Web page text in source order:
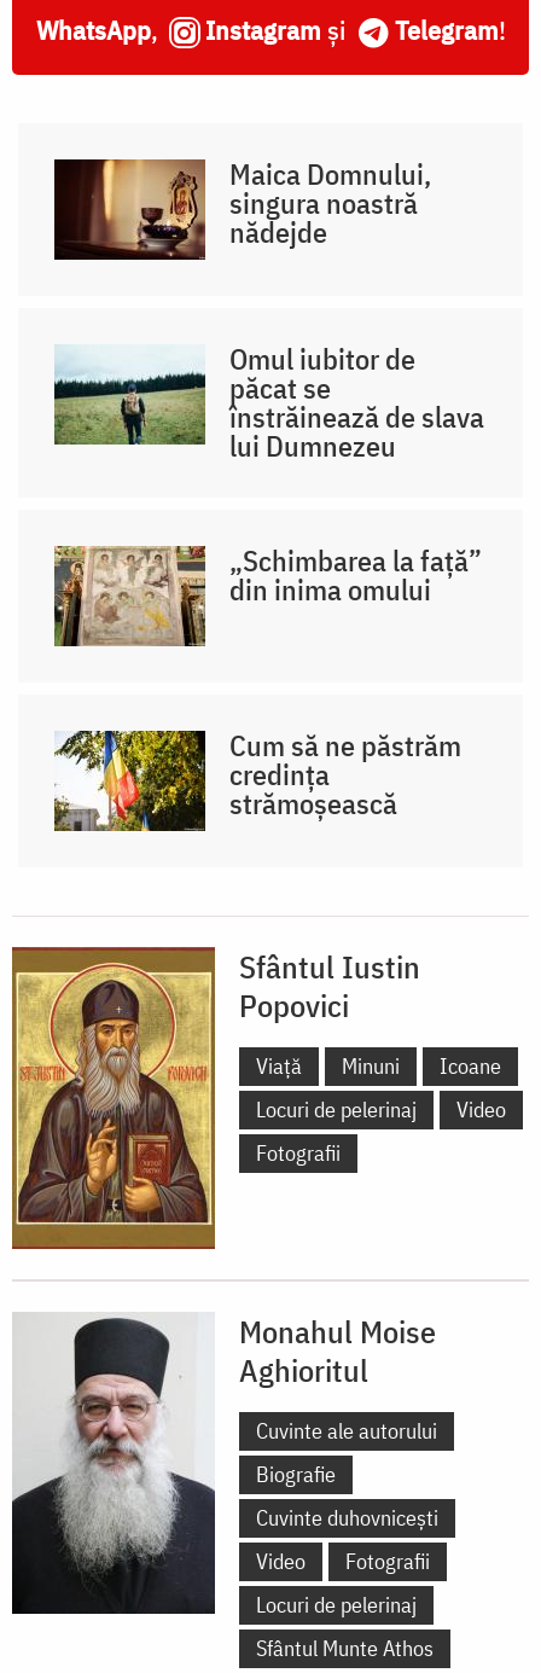
WhatsApp, Instagram și Telegram!
Maica Domnului,
singura noastră
nădejde
Omul iubitor de
păcat se
înstrăinează de slava
lui Dumnezeu
„Schimbarea la față”
din inima omului
Cum să ne păstrăm
credința
strămoșească
Sfântul Iustin
Popovici
Viață Minuni
Icoane
Locuri de pelerinaj
Video
Fotografii
Monahul Moise
Aghioritul
Cuvinte ale autorului
Biografie
Cuvinte duhovnicești
Video
Fotografii
Locuri de pelerinaj
Sfântul Munte Athos